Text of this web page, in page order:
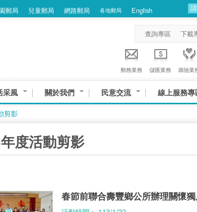
郵局 兒童郵局 網路郵局 各地郵局 English
查詢專區 下載
郵務業務 儲匯業務 壽險業
采風 關於我們 民意交流 線上服務專
剪影
度活動剪影
春節前聯合壽豐鄉公所辦理關懷